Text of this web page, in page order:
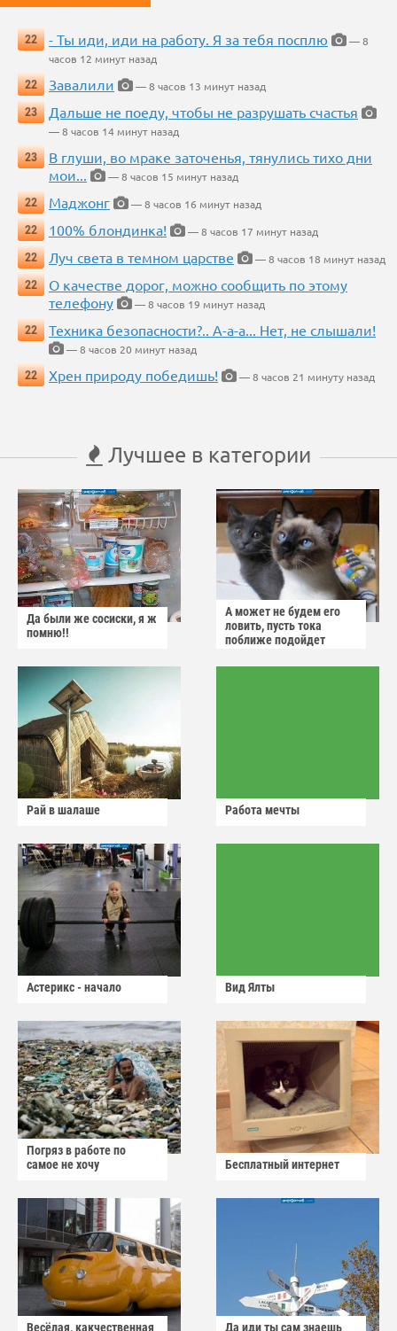
22 - Ты иди, иди на работу. Я за тебя посплю
— 8
часов 12 минут назад
22
Завалили
— 8 часов 13 минут назад
23
Дальше не поеду, чтобы не разрушать счастья
— 8 часов 14 минут назад
23
В глуши, во мраке заточенья, тянулись тихо дни
мои...
— 8 часов 15 минут назад
22
Маджонг
— 8 часов 16 минут назад
22
100% блондинка!
— 8 часов 17 минут назад
22
Луч света в темном царстве
— 8 часов 18 минут назад
22
О качестве дорог, можно сообщить по этому
телефону
— 8 часов 19 минут назад
22
Техника безопасности?.. А-а-а... Нет, не слышали!
— 8 часов 20 минут назад
22
Хрен природу победишь! — 8 часов 21 минуту назад
Лучшее в категории
Да были же сосиски, я ж
помню!!
А может не будем его
ловить, пусть тока
поближе подойдет
Рай в шалаше Работа мечты
Астерикс - начало Вид Ялты
Погряз в работе по
самое не хочу
Бесплатный интернет
Весёлая, какчественная Да иди ты сам знаешь